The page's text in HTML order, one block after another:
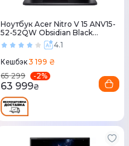
Ноутбук Acer Nitro V 15 ANV15-
52-52QW Obsidian Black
(NH.QV2EU.00X)
4.1
Кешбэк3 199 ₴
65 299
-2%
63 999₴